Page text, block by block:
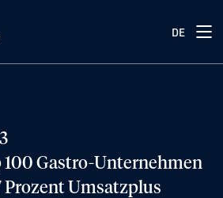
DE
100 Gastro-Unternehmen
Prozent Umsatzplus